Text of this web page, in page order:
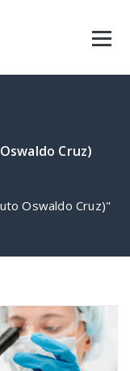
Cruz)
Oswaldo Cruz)"